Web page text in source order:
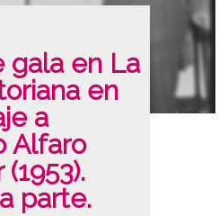
gala en La
en
a
Alfaro
parte.